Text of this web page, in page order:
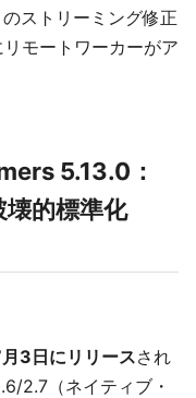
ストリーミング修正
モートワーカーがア
5.13.0：
的標準化
3日にリリースされ
2.7（ネイティブ・